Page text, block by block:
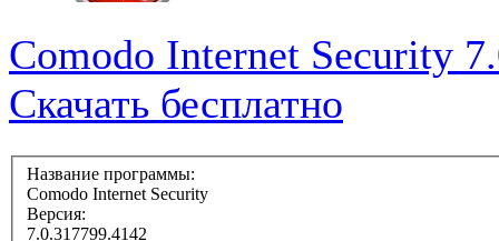
Comodo Internet Security
Скачать бесплатно
Название программы:
Comodo Internet Security
Версия:
7.0.317799.4142